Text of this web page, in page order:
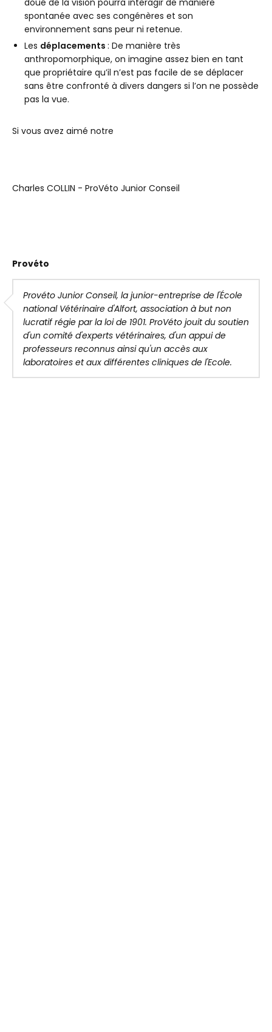
spontanée avec ses congénères et son
environnement sans peur ni retenue.
Les déplacements : De manière très
anthropomorphique, on imagine assez bien en tant
que propriétaire qu’il n’est pas facile de se déplacer
sans être confronté à divers dangers si l’on ne possède
pas la vue.
Si vous avez aimé notre
Charles COLLIN - ProVéto Junior Conseil
Provéto
Provéto Junior Conseil, la junior-entreprise de l'École
national Vétérinaire d'Alfort, association à but non
lucratif régie par la loi de 1901. ProVéto jouit du soutien
d'un comité d'experts vétérinaires, d'un appui de
professeurs reconnus ainsi qu'un accès aux
laboratoires et aux différentes cliniques de l'Ecole.